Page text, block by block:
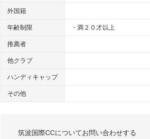
外国籍
年齢制限 ・満２０才以上
推薦者
他クラブ
ハンディキャップ
その他
筑波国際CCについてお問い合わせする